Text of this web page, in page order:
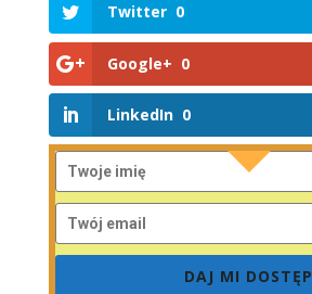
Twitter 0
Google+ 0
LinkedIn 0
DAJ MI DOSTĘP